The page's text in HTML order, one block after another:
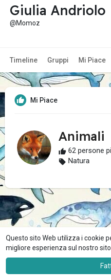
Questo sito Web utilizza i cookie
migliore esperienza sul nostro sito
Giulia Andriolo
@Momoz
Timeline Gruppi Mi Piace
Mi Piace
Animali
62 persone
Natura